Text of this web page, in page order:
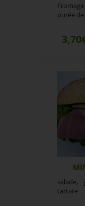
purée
tartare